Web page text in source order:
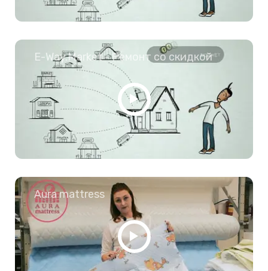
E-Way.Market - Ремонт со скидкой
Aura mattress